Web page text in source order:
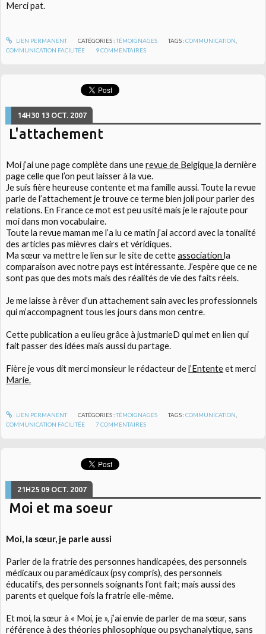
Merci pat.
LIEN PERMANENT CATÉGORIES :TÉMOIGNAGES TAGS :COMMUNICATION
COMMUNICATION FACILITÉE
9COMMENTAIRES
14H30 13 OCT. 2007
L'attachement
Moi j’ai une page complète dans unerevue de Belgiquela dernière
page celle que l’on peut laisser à la vue.
Je suis fière heureuse contente et ma famille aussi. Toute la revue
parle de l’attachement je trouve ce terme bien joli pour parler des
relations. En France ce mot est peu usité mais je le rajoute pour
moi dans mon vocabulaire.
Toute la revue maman me l’a lu ce matin j’ai accord avec la tonalité
des articles pas mièvres clairs et véridiques.
Ma sœur va mettre le lien sur le site de cetteassociationla
comparaison avec notre pays est intéressante. J’espère que ce ne
sont pas que des mots mais des réalités de vie des faits réels.
Je me laisse à rêver d’un attachement sain avec les professionnels
qui m’accompagnent tous les jours dans mon centre.
Cette publication a eu lieu grâce à justmarieD qui met en lien qui
fait passer des idées mais aussi du partage.
Fière je vous dit merci monsieur le rédacteur del’Ententeet merci
Marie.
LIEN PERMANENT CATÉGORIES :TÉMOIGNAGES TAGS :COMMUNICATION
COMMUNICATION FACILITÉE
7COMMENTAIRES
21H25 09 OCT. 2007
Moi et ma soeur
Moi, la sœur, je parle aussi
Parler de la fratrie des personnes handicapées, des personnels
médicaux ou paramédicaux (psy compris), des personnels
éducatifs, des personnels soignants l’ont fait; mais aussi des
parents et quelque fois la fratrie elle-même.
Et moi, la sœur à « Moi, je », j’ai envie de parler de ma sœur, sans
référence à des théories philosophique ou psychanalytique, sans